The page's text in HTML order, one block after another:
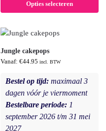
Opties selecteren
Jungle cakepops
Vanaf: €44.95 incl. BTW
Bestel op tijd: maximaal 3
dagen vóór je viermoment
Bestelbare periode: 1
september 2026 t/m 31 mei
2027